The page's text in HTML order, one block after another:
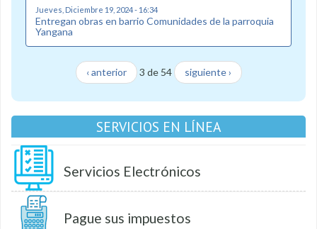
Jueves, Diciembre 19, 2024 - 16:34
Entregan obras en barrio Comunidades de la parroquia
Yangana
‹ anterior 3 de 54 siguiente ›
SERVICIOS EN LÍNEA
Servicios Electrónicos
Pague sus impuestos